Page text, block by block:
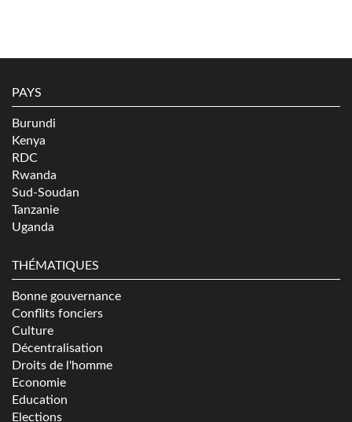
PAYS
Burundi
Kenya
RDC
Rwanda
Sud-Soudan
Tanzanie
Uganda
THÉMATIQUES
Bonne gouvernance
Conflits fonciers
Culture
Décentralisation
Droits de l'homme
Economie
Education
Elections